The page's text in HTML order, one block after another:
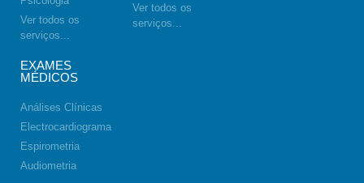
Ver todos os
serviços...
Ver todos os
serviços...
EXAMES
MÉDICOS
Análises Clínicas
Electrocardiograma
Espirometria
Audiometria